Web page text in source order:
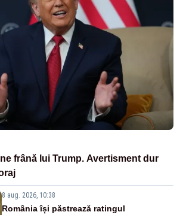
frână lui Trump. Avertisment dur
8 aug. 2026, 10:38
România își păstrează ratingul